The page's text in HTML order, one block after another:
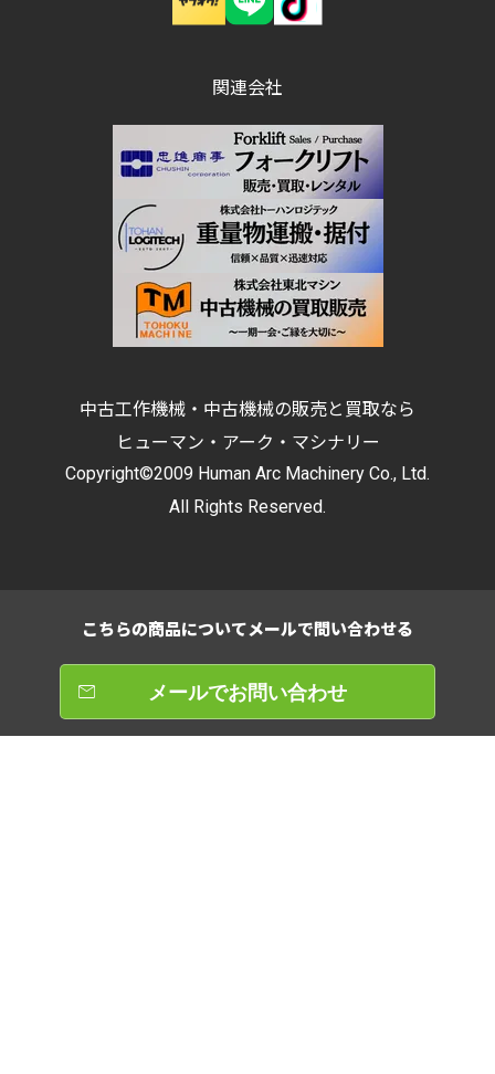
関連会社
中古工作機械・中古機械の販売と買取なら
ヒューマン・アーク・マシナリー
Copyright©2009 Human Arc Machinery Co., Ltd.
All Rights Reserved.
こちらの商品についてメールで問い合わせる
メールでお問い合わせ